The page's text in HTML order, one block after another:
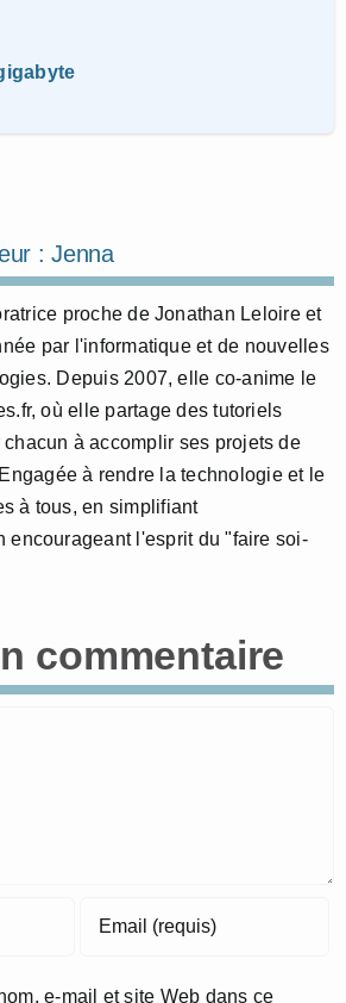
:Jenna
proche de Jonathan Leloire et
par l'informatique et de nouvelles
Depuis 2007, elle co-anime le
où elle partage des tutoriels
à accomplir ses projets de
à rendre la technologie et le
à tous, en simplifiant
encourageant l'esprit du "faire soi-
commentaire
e-mail et site Web dans ce